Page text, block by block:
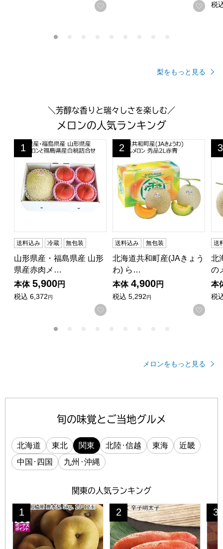
お気に入りに登録する お気
税
梨をもっと見る
＼芳醇な香りと瑞々しさを楽しむ／
メロンの人気ランキング
山形県産・福島県産 山形県産赤肉メロンと福島県産白桃
1
位
送料込み 冷蔵 無包装
山形県産・福島県産 山形
県産赤肉メ…
本体 5,900円
税込 6,372円
お気に入りに登録する
北海道共和町産(JAきょうわ)
2
位
送料込み 無包装
北海道共和町産(JAきょう
わ) ら…
本体 4,900円
税込 5,292円
お気
3
位
送
北
の
本
税
メロンをもっと見る
旬の味覚とご当地グルメ
北海道 東北 関東 北陸・信越 東海
近畿
中国 ・四国 九州 ・沖縄
関東の人気ランキング
千葉県船橋産 豊水梨 5kg10・12玉【限定1000点】【お届
1
位
かねふく 辛子明太子【夏の贈
2
位
ウ
3
位